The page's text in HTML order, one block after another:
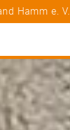
Hamm e. V.